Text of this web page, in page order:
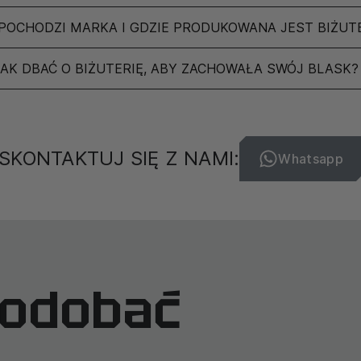
okresowego
i obserwacji, kiedy
klarowność umysłu.
owoców swojej pracy i
gdzie zakończenie
nam zrozumienie, że
harmonię we
i dostatek w życiu.
MARKA I GDZIE PRODUKOWANA JEST
DBAĆ O BIŻUTERIĘ, ABY ZACHOWAŁA SWÓJ BLASK?
SKONTAKTUJ SIĘ Z NAMI: Whatsapp